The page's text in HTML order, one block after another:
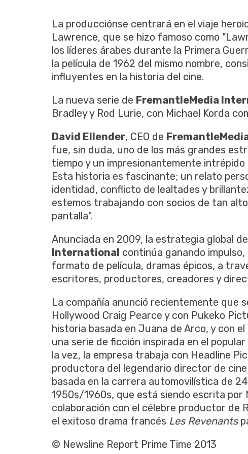
La producciónse centrará en el viaje
Lawrence, que se hizo famoso como
los líderes árabes durante la Primera
la película de 1962 del mismo nombre,
influyentes en la historia del cine.
La nueva serie de FremantleMedia
Bradley y Rod Lurie, con Michael Korda
David Ellender, CEO de
fue, sin duda, uno de los más grandes
tiempo y un impresionantemente
Esta historia es fascinante; un relato
identidad, conflicto de lealtades y
estemos trabajando con socios de tan
pantalla".
Anunciada en 2009, la estrategia global
International continúa ganando
formato de película, dramas épicos, a
escritores, productores, creadores y
La compañía anunció recientemente que
Hollywood Craig Pearce y con Pukeko
historia basada en Juana de Arco, y con
una serie de ficción inspirada en el
la vez, la empresa trabaja con Headline
productora del legendario director de
basada en la carrera automovilística de
1950s/1960s, que está siendo escrita por
colaboración con el célebre productor de
el exitoso drama francés Les Revenants
© Newsline Report Prime Time 2013